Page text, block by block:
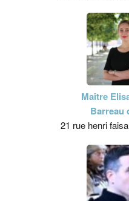
Maître
Barreau
21 rue henri